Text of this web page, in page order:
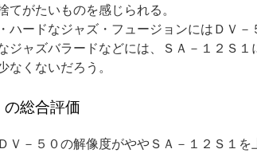
てがたいものを感じられる。
ハードなジャズ・フュージョンにはＤＶ－
ジャズバラードなどには、ＳＡ－１２Ｓ１
くないだろう。
総合評価
Ｖ－５０の解像度がややＳＡ－１２Ｓ１を